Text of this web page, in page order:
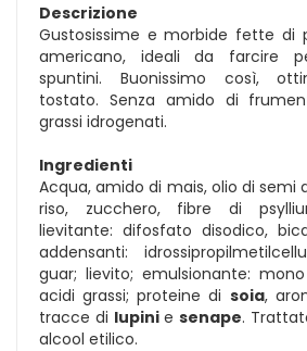
Descrizione
Gustosissime e morbide fette di
americano, ideali da farcire
spuntini. Buonissimo così,
tostato. Senza amido di
grassi idrogenati.
Ingredienti
Acqua, amido di mais, olio di semi
riso, zucchero, fibre di
lievitante: difosfato disodico,
addensanti:
guar; lievito; emulsionante:
acidi grassi; proteine di soia,
tracce di lupinie senape.
alcool etilico.